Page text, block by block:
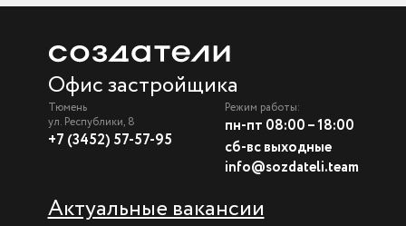
Офис застройщика
Тюмень
ул. Республики, 8
+7 (3452) 57-57-95
Режим работы:
пн-пт 08:00 – 18:00
сб-вс выходные
info@sozdateli.team
Актуальные вакансии